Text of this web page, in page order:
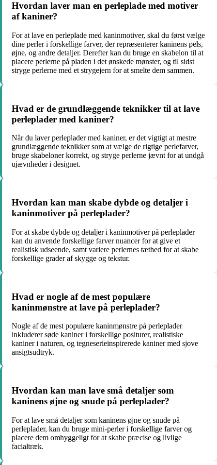
Hvordan laver man en perleplade med motiver
af kaniner?
For at lave en perleplade med kaninmotiver, skal du først vælge
dine perler i forskellige farver, der repræsenterer kaninens pels,
øjne, og andre detaljer. Derefter kan du bruge en skabelon til at
placere perlerne på pladen i det ønskede mønster, og til sidst
stryge perlerne med et strygejern for at smelte dem sammen.
Hvad er de grundlæggende teknikker til at lave
perleplader med kaniner?
Når du laver perleplader med kaniner, er det vigtigt at mestre
grundlæggende teknikker som at vælge de rigtige perlefarver,
bruge skabeloner korrekt, og stryge perlerne jævnt for at undgå
ujævnheder i designet.
Hvordan kan man skabe dybde og detaljer i
kaninmotiver på perleplader?
For at skabe dybde og detaljer i kaninmotiver på perleplader
kan du anvende forskellige farver nuancer for at give et
realistisk udseende, samt variere perlernes tæthed for at skabe
forskellige grader af skygge og tekstur.
Hvad er nogle af de mest populære
kaninmønstre at lave på perleplader?
Nogle af de mest populære kaninmønstre på perleplader
inkluderer søde kaniner i forskellige positurer, realistiske
kaniner i naturen, og tegneserieinspirerede kaniner med sjove
ansigtsudtryk.
Hvordan kan man lave små detaljer som
kaninens øjne og snude på perleplader?
For at lave små detaljer som kaninens øjne og snude på
perleplader, kan du bruge mini-perler i forskellige farver og
placere dem omhyggeligt for at skabe præcise og livlige
facialtræk.